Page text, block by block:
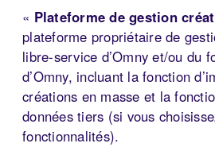
« Plateforme de gestion
plateforme propriétaire de
libre-service d’Omny et/ou du
d’Omny, incluant la fonction
créations en masse et la
données tiers (si vous
fonctionnalités).